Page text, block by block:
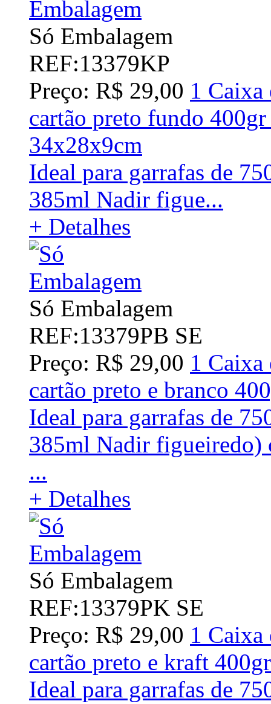
Só Embalagem
REF:13379KP
Preço: R$ 29,00 1 Caixa
cartão preto fundo
34x28x9cm
Ideal para garrafas de
385ml Nadir figue...
+ Detalhes
Só Embalagem
REF:13379PB SE
Preço: R$ 29,00 1 Caixa
cartão preto e branco
Ideal para garrafas de
385ml Nadir figueiredo)
...
+ Detalhes
Só Embalagem
REF:13379PK SE
Preço: R$ 29,00 1 Caixa
cartão preto e kraft
Ideal para garrafas de